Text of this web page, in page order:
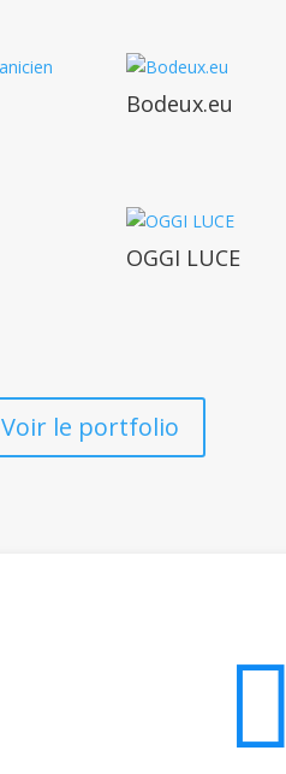
Bodeux.eu
OGGI LUCE
Voir le portfolio
